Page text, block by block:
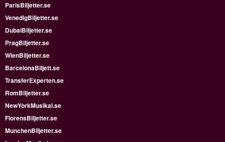
ParisBiljetter.se
VenedigBiljetter.se
DubaiBiljetter.se
PragBiljetter.se
WienBiljetter.se
BarcelonaBiljett.se
TransferExperten.se
RomBiljetter.se
NewYorkMusikal.se
FlorensBiljetter.se
MunchenBiljetter.se